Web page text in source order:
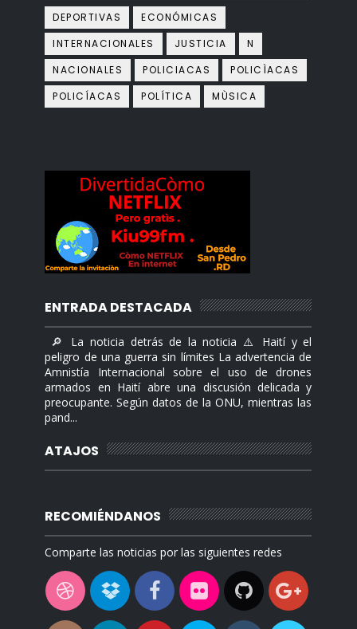
DEPORTIVAS
ECONÓMICAS
INTERNACIONALES
JUSTICIA
N
NACIONALES
POLICIACAS
POLICÌACAS
POLICÍACAS
POLÍTICA MÙSICA
ENTRADA DESTACADA
🔎 La noticia detrás de la noticia ⚠️ Haití y el
peligro de una guerra sin límites La advertencia de
Amnistía Internacional sobre el uso de drones
armados en Haití abre una discusión delicada y
preocupante. Según datos de la ONU, mientras las
pand...
ATAJOS
RECOMIÉNDANOS
Comparte las noticias por las siguientes redes